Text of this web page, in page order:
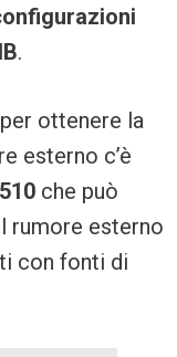
.
ottenere la
esterno c’è
che può
rumore esterno
con fonti di